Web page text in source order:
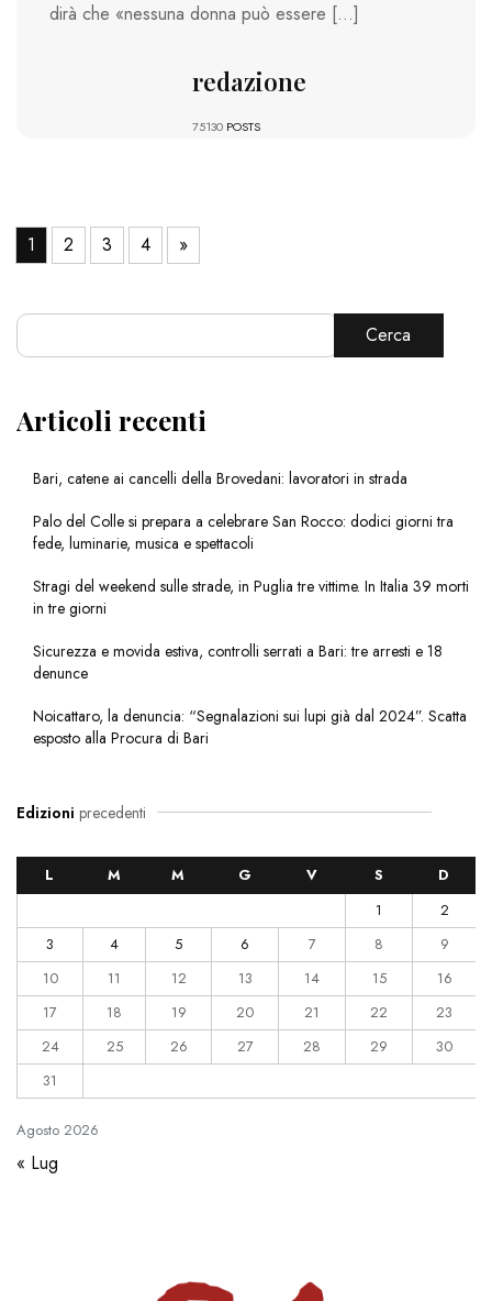
dirà che «nessuna donna può essere […]
redazione
75130 POSTS
1 2 3 4 »
Cerca
Articoli recenti
Bari, catene ai cancelli della Brovedani: lavoratori in strada
Palo del Colle si prepara a celebrare San Rocco: dodici giorni tra
fede, luminarie, musica e spettacoli
Stragi del weekend sulle strade, in Puglia tre vittime. In Italia 39 morti
in tre giorni
Sicurezza e movida estiva, controlli serrati a Bari: tre arresti e 18
denunce
Noicattaro, la denuncia: “Segnalazioni sui lupi già dal 2024”. Scatta
esposto alla Procura di Bari
Edizioni precedenti
Agosto 2026
L M M G V S
D
1
2
3
4 5 6 7 8
9
10
11 12 13 14 15
16
17
18 19 20 21 22
23
24
25 26 27 28 29
30
31
« Lug